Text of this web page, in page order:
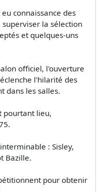
connaissance des
la sélection
et quelques-uns
officiel, l'ouverture
l'hilarité des
dans les salles.
pourtant lieu,
: Sisley,
Bazille.
pour obtenir